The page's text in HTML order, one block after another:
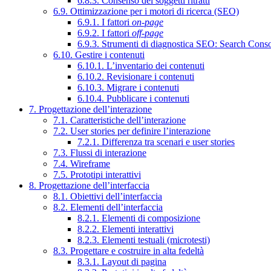
6.9. Ottimizzazione per i motori di ricerca (SEO)
6.9.1. I fattori on-page
6.9.2. I fattori off-page
6.9.3. Strumenti di diagnostica SEO: Search
6.10. Gestire i contenuti
6.10.1. L’inventario dei contenuti
6.10.2. Revisionare i contenuti
6.10.3. Migrare i contenuti
6.10.4. Pubblicare i contenuti
7. Progettazione dell’interazione
7.1. Caratteristiche dell’interazione
7.2. User stories per definire l’interazione
7.2.1. Differenza tra scenari e user stories
7.3. Flussi di interazione
7.4. Wireframe
7.5. Prototipi interattivi
8. Progettazione dell’interfaccia
8.1. Obiettivi dell’interfaccia
8.2. Elementi dell’interfaccia
8.2.1. Elementi di composizione
8.2.2. Elementi interattivi
8.2.3. Elementi testuali (microtesti)
8.3. Progettare e costruire in alta fedeltà
8.3.1. Layout di pagina